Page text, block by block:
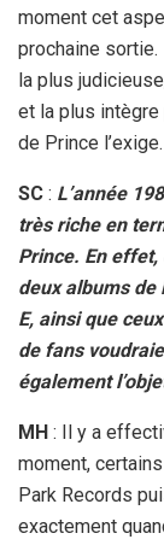
moment cet
prochaine
la plus
et la plus
de Prince l’exige.
SC : L’année
très riche en
Prince. En
deux albums de
E, ainsi que
de fans
également
MH : Il y a
moment,
Park Records
exactement